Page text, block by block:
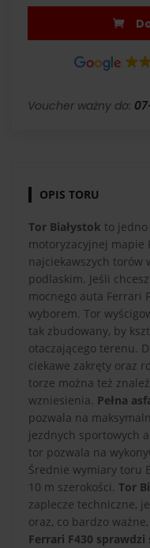
Voucher ważny do:
OPIS TORU
Tor Białystok to
motoryzacyjnej mapie
najciekawszych torów
podlaskim. Jeśli
mocnego auta Ferrari
wyborem. Tor
tak zbudowany, by
otaczającego terenu.
ciekawe zakręty oraz
torze można też
wzniesienia. Pełna
pozwala na
jezdnych sportowych
tor pozwala na
Średnie wymiary toru
10 m szerokości. Tor
zaplecze techniczne,
oraz, co bardzo
Ferrari F430